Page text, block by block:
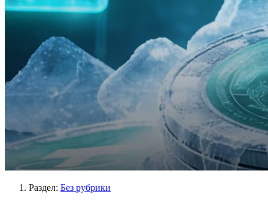
Раздел: Без рубрики